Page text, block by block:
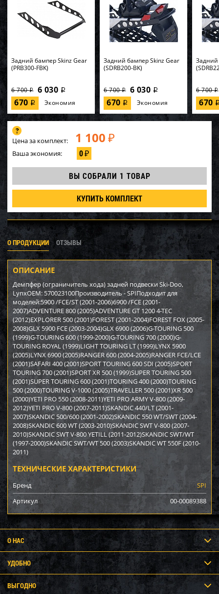
Задний бампер Skinz Gear
(PRB300-FBK)
6 700i 6 030 i
670 i Экономия
Задний бампер Skinz Gear
(SDRB200-BK)
6 700i 6 030 i
670 i Экономия
Задний
6 700i
670
Цена за комплект: 1 100 ₽
Ваша экономия: 0₽
ВЫ СОБРАЛИ 1 ТОВАР
КУПИТЬ КОМПЛЕКТ
О ПРОДУКЦИИ ОТЗЫВЫ
ОПИСАНИЕ
Демпфер (ограничитель хода) задней подвески Ski-Doo,
LynxOEM: 570023100Производитель - SPIПодходит для
моделей:5900 /FCE/ST (2001-2006)6900 /FCE (2001-
2007)ADVENTURE 800 (2005)ADVENTURE GT 1200 4-TEC
(2012)EXPLORER 500 (2001)FOREST (2001-2004)FOREST FOX (2005-
2008)GLX 5900 FCE (2003-2004)GLX 6900 (2006)G-TOURING 500
(1999)G-TOURING 600 (1999-2000)G-TOURING 700 (2000)G-
TOURING ROYAL (1999)LIGHT TOURING LT (1999)LYNX 5900
(2005)LYNX 6900 (2005)RANGER 600 (2004-2005)RANGER FCE/LCE
(2001)SAFARI 400 (2001)SPORT TOURING 600 SDI (2005)SPORT
TOURING 700 (2001)SPORT XR 500 (1999)SUPER TOURING 500
(2001)SUPER TOURING 600 (2001)TOURING 400 (2000)TOURING
500 (2000)TOURING V-1000 (2005)TRAVELLER 500 (2001)XR 500
(2000)YETI PRO 550 (2008-2011)YETI PRO ARMY V-800 (2009-
2012)YETI PRO V-800 (2007-2011)SKANDIC 440/LT (2001-
2007)SKANDIC 500/600 (2001-2002)SKANDIC 550 WT/SWT (2004-
2008)SKANDIC 600 WT (2003-2010)SKANDIC SWT V-800 (2007-
2010)SKANDIC SWT V-800 YETILL (2011-2012)SKANDIC SWT/WT
(1997-2000)SKANDIC SWT/WT 500 (2003)SKANDIC WT 550F (2010-
2011)
ТЕХНИЧЕСКИЕ ХАРАКТЕРИСТИКИ
Бренд
SPI
Артикул
00-00089388
О НАС
УДОБНО
ВЫГОДНО